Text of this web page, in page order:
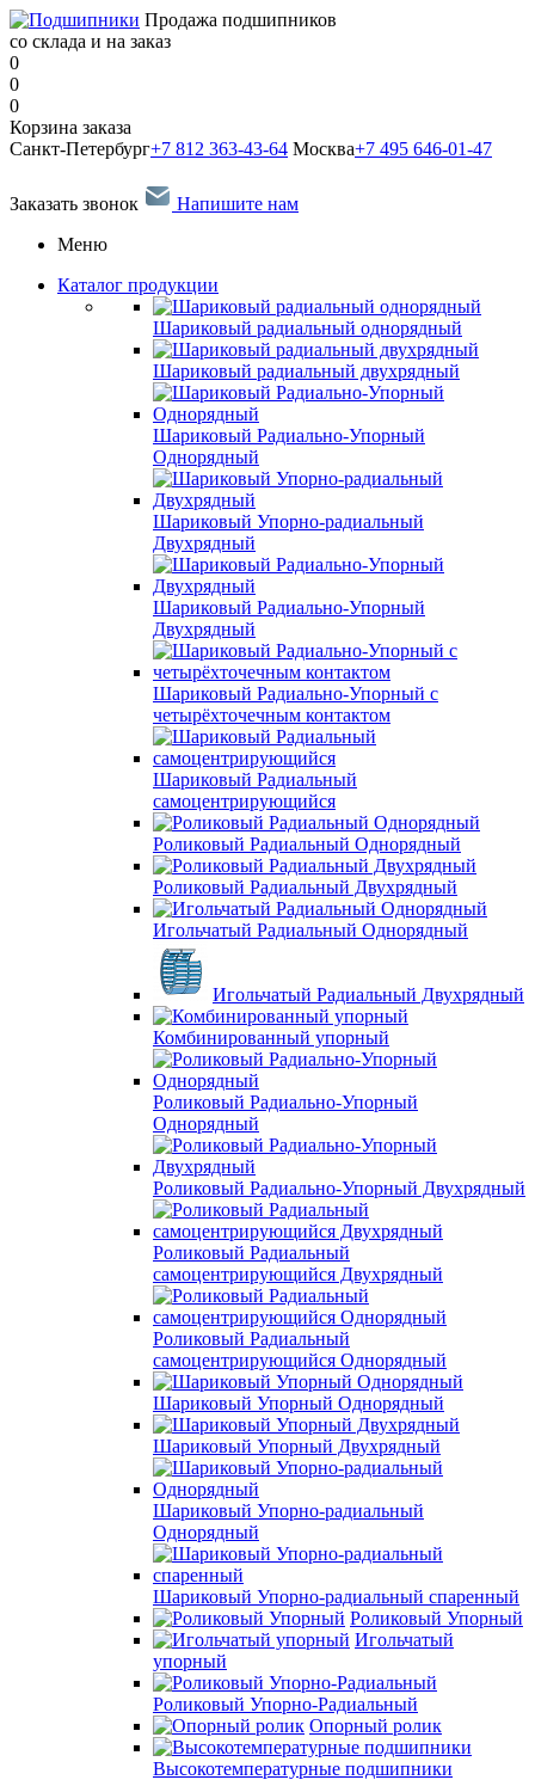
Продажа подшипников
со склада и на заказ
0
0
0
Корзина заказа
Санкт-Петербург+7 812 363-43-64 Москва+7 495 646-01-47
Заказать звонок
Напишите нам
Меню
Каталог продукции
Шариковый радиальный однорядный
Шариковый радиальный двухрядный
Шариковый Радиально-Упорный
Однорядный
Шариковый Упорно-радиальный
Двухрядный
Шариковый Радиально-Упорный
Двухрядный
Шариковый Радиально-Упорный с
четырёхточечным контактом
Шариковый Радиальный
самоцентрирующийся
Роликовый Радиальный Однорядный
Роликовый Радиальный Двухрядный
Игольчатый Радиальный Однорядный
Игольчатый Радиальный Двухрядный
Комбинированный упорный
Роликовый Радиально-Упорный
Однорядный
Роликовый Радиально-Упорный Двухрядный
Роликовый Радиальный
самоцентрирующийся Двухрядный
Роликовый Радиальный
самоцентрирующийся Однорядный
Шариковый Упорный Однорядный
Шариковый Упорный Двухрядный
Шариковый Упорно-радиальный
Однорядный
Шариковый Упорно-радиальный спаренный
Роликовый Упорный
Игольчатый
упорный
Роликовый Упорно-Радиальный
Опорный ролик
Высокотемпературные подшипники